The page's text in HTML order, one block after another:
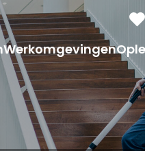
Werkomgevingen